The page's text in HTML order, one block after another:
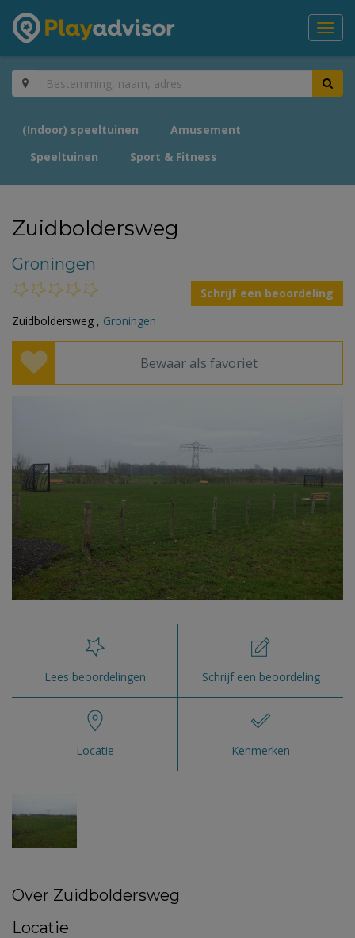
(Indoor) speeltuinen
Amusement
Speeltuinen
Sport & Fitness
Zuidboldersweg
Groningen
Schrijf een beoordeling
Zuidboldersweg , Groningen
Bewaar als favoriet
Lees beoordelingen Schrijf een beoordeling
Locatie Kenmerken
Over Zuidboldersweg
Locatie